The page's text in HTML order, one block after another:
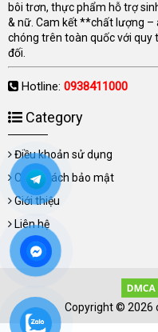
bôi trơn, thực phẩm hỗ trợ
& nữ. Cam kết **chất lượng
chóng trên toàn quốc với
đối.
Hotline: 0938411000
Category
Điều khoản sử dụng
Chính sách bảo mật
Giới thiệu
Liên hệ
Copyright © 2026